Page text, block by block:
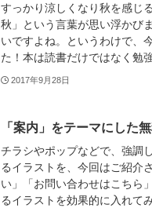
すっかり涼しくなり秋を感じ
秋」という言葉が思い浮かび
いですよね。というわけで、
た！本は読書だけではなく勉
2017年9月28日
「案内」をテーマにした
チラシやポップなどで、強調
るイラストを、今回はご紹介
い」「お問い合わせはこちら
るイラストを効果的に入れて